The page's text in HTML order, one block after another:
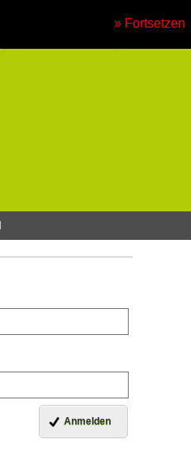
» Fortsetzen